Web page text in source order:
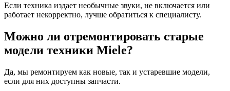
Если техника издает необычные звуки, не включается или
работает некорректно, лучше обратиться к специалисту.
Можно ли отремонтировать старые
модели техники Miele?
Да, мы ремонтируем как новые, так и устаревшие модели,
если для них доступны запчасти.